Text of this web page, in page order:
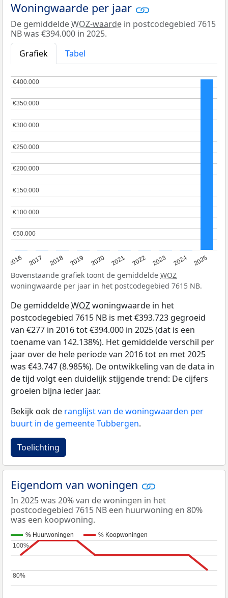
Woningwaarde per jaar
De gemiddeldeWOZ-waarde in postcodegebied 7615
NB was €394.000 in 2025.
Grafiek
Tabel
2016 2017 2018 2019 2020 2021 2022 2023 2024 2025
€50.000
€50.000
€100.000
€100.000
€150.000
€150.000
€200.000
€200.000
€250.000
€250.000
€300.000
€300.000
€350.000
€350.000
€400.000
€400.000
Bovenstaande grafiek toont de gemiddelde WOZ
woningwaarde per jaar in het postcodegebied 7615 NB.
De gemiddeldeWOZwoningwaarde in het
postcodegebied 7615 NB is met €393.723 gegroeid
van €277 in 2016 tot €394.000 in 2025 (dat is een
toename van 142.138%). Het gemiddelde verschil per
jaar over de hele periode van 2016 tot en met 2025
was €43.747 (8.985%). De ontwikkeling van de data in
de tijd volgt een duidelijk stijgende trend: De cijfers
groeien bijna ieder jaar.
Bekijk ook de ranglijst van de woningwaarden per
buurt in de gemeente Tubbergen.
Toelichting
Eigendom van woningen
In 2025 was 20% van de woningen in het
postcodegebied 7615 NB een huurwoning en 80%
was een koopwoning.
% Huurwoningen % Koopwoningen
80%
80%
100%
100%